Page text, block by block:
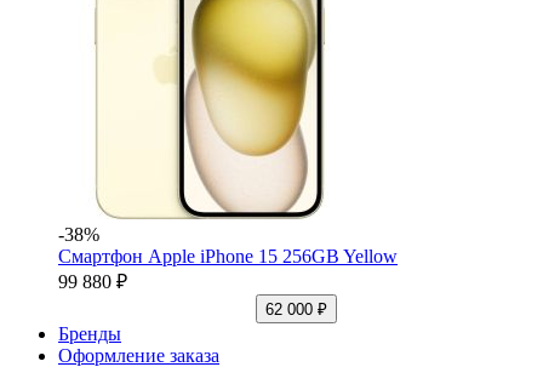
-38%
Смартфон Apple iPhone 15 256GB Yellow
99 880 ₽
62 000 ₽
Бренды
Оформление заказа